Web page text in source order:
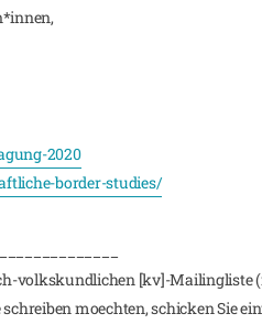
2020
border-studies/
volkskundlichen [kv]-Mailingliste
moechten, schicken Sie